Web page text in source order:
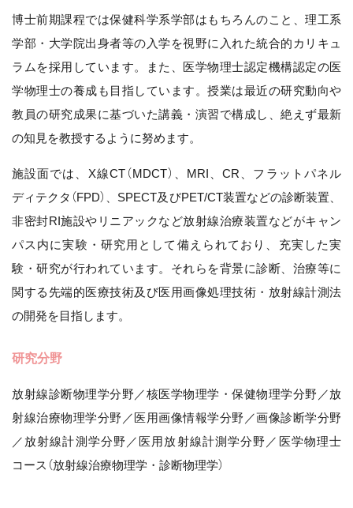
博士前期課程では保健科学系学部はもちろんのこと、理工系
学部・大学院出身者等の入学を視野に入れた統合的カリキュ
ラムを採用しています。また、医学物理士認定機構認定の医
学物理士の養成も目指しています。授業は最近の研究動向や
教員の研究成果に基づいた講義・演習で構成し、絶えず最新
の知見を教授するように努めます。
施設面では、X線CT（MDCT）、MRI、CR、フラットパネル
ディテクタ（FPD）、SPECT及びPET/CT装置などの診断装置、
非密封RI施設やリニアックなど放射線治療装置などがキャン
パス内に実験・研究用として備えられており、充実した実
験・研究が行われています。それらを背景に診断、治療等に
関する先端的医療技術及び医用画像処理技術・放射線計測法
の開発を目指します。
研究分野
放射線診断物理学分野／核医学物理学・保健物理学分野／放
射線治療物理学分野／医用画像情報学分野／画像診断学分野
／放射線計測学分野／医用放射線計測学分野／医学物理士
コース（放射線治療物理学・診断物理学）